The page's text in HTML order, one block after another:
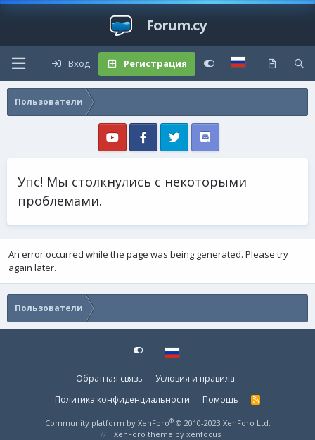
Forum.cy
Вход Регистрация
Пользователи
Упс! Мы столкнулись с некоторыми
проблемами.
An error occurred while the page was being generated. Please try
again later.
Пользователи
Обратная связь
Условия и правила
Политика конфиденциальности
Помощь
R
S
Community platform by XenForo® © 2010-2023 XenForo Ltd.
XenForo theme by xenfocus